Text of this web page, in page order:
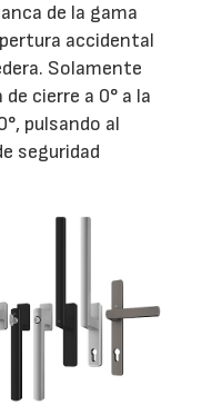
de la gama
accidental
Solamente
cierre a 0° a la
pulsando al
seguridad